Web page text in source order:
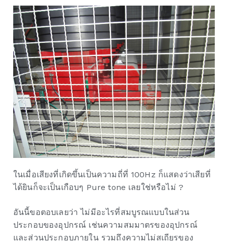
ในเมื่อเสียงที่เกิดขึ้นเป็นความถี่ที่ 100Hz ก็แสดงว่าเสียที่
ได้ยินก็จะเป็นเกือบๆ Pure tone เลยใช่หรือไม่ ?
อันนี้ขอตอบเลยว่า ไม่มีอะไรที่สมบูรณแบบในส่วน
ประกอบของอุปกรณ์ เช่นความสมมาตรของอุปกรณ์
และส่วนประกอบภายใน รวมถึงความไม่สเถียรของ